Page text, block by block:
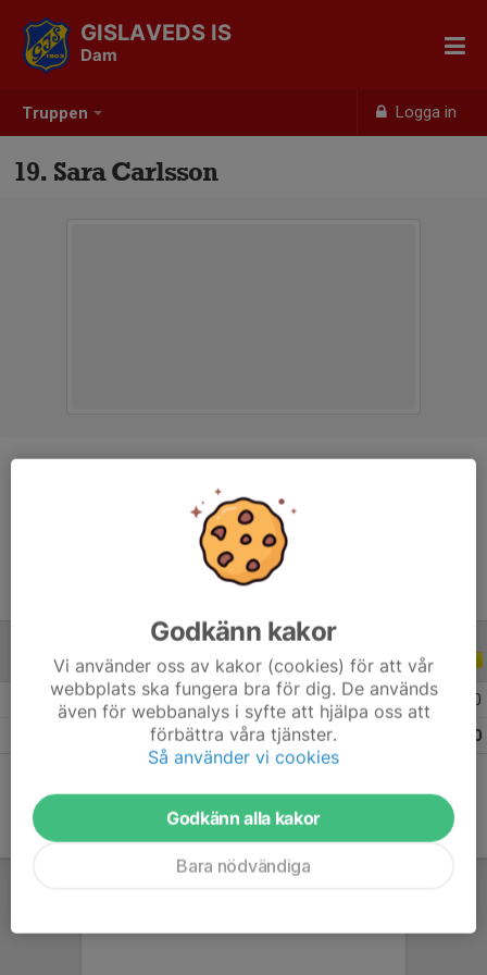
Truppen Logga in
GISLAVEDS IS
Dam
19. Sara Carlsson
33 år
ALLA SERIER ALLA ÅR
13 0 0 0
0
Godkänn kakor
Vi använder oss av kakor (cookies) för att vår
webbplats ska fungera bra för dig. De används
även för webbanalys i syfte att hjälpa oss att
förbättra våra tjänster.
Så använder vi cookies
Godkänn alla kakor
Bara nödvändiga